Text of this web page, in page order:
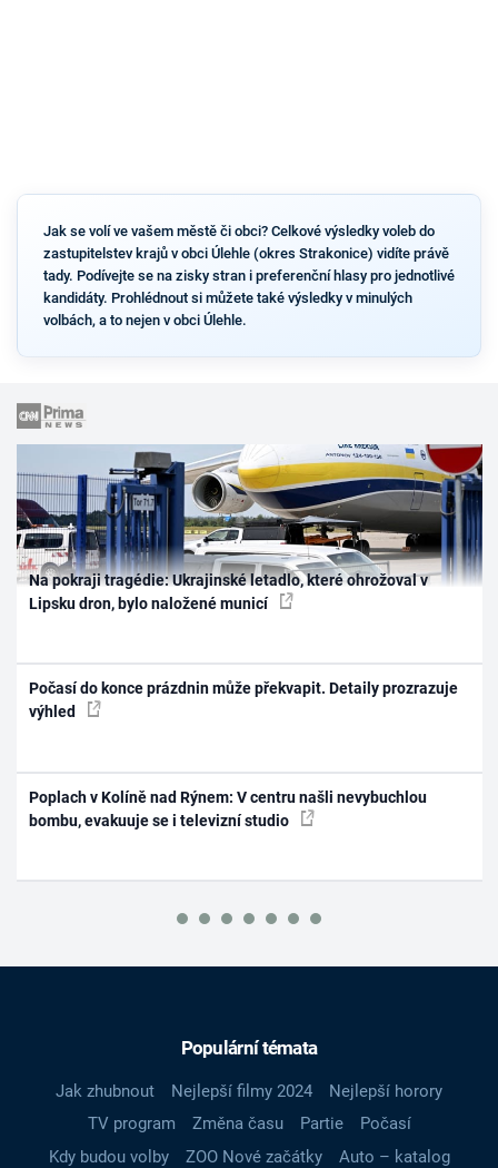
Jak se volí ve vašem městě či obci? Celkové výsledky voleb do
zastupitelstev krajů v obci Úlehle (okres Strakonice) vidíte právě
tady. Podívejte se na zisky stran i preferenční hlasy pro jednotlivé
kandidáty. Prohlédnout si můžete také výsledky v minulých
volbách, a to nejen v obci Úlehle.
Na pokraji tragédie: Ukrajinské letadlo, které ohrožoval v
Lipsku dron, bylo naložené municí
Počasí do konce prázdnin může překvapit. Detaily prozrazuje
výhled
Poplach v Kolíně nad Rýnem: V centru našli nevybuchlou
bombu, evakuuje se i televizní studio
Populární témata
Jak zhubnout Nejlepší filmy 2024
Nejlepší horory
TV program
Změna času Partie
Počasí
Kdy budou volby
ZOO Nové začátky
Auto – katalog